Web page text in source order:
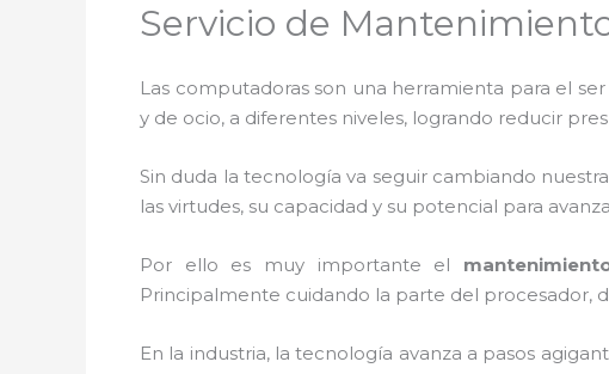
Servicio de
Las computadoras son una herramienta para el
y de ocio, a diferentes niveles, logrando reducir
Sin duda la tecnología va seguir cambiando
las virtudes, su capacidad y su potencial para
Por ello es muy importante el
Principalmente cuidando la parte del procesador,
En la industria, la tecnología avanza a pasos